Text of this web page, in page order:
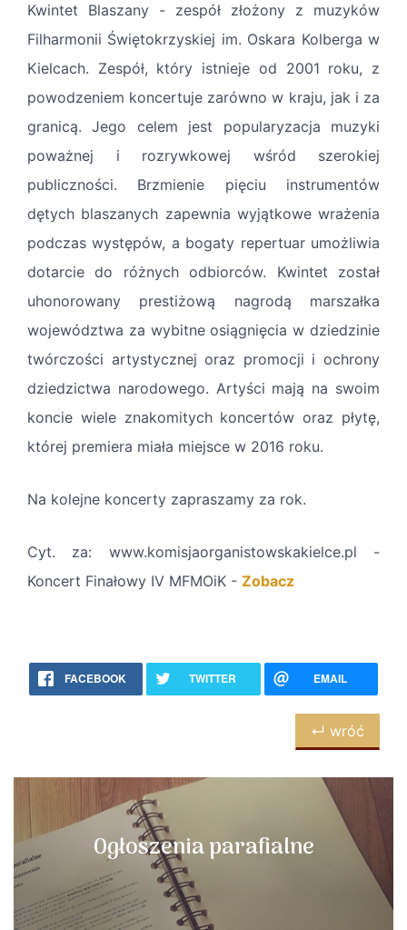
Kwintet Blaszany - zespół złożony z muzyków
Filharmonii Świętokrzyskiej im. Oskara Kolberga w
Kielcach. Zespół, który istnieje od 2001 roku, z
powodzeniem koncertuje zarówno w kraju, jak i za
granicą. Jego celem jest popularyzacja muzyki
poważnej i rozrywkowej wśród szerokiej
publiczności. Brzmienie pięciu instrumentów
dętych blaszanych zapewnia wyjątkowe wrażenia
podczas występów, a bogaty repertuar umożliwia
dotarcie do różnych odbiorców. Kwintet został
uhonorowany prestiżową nagrodą marszałka
województwa za wybitne osiągnięcia w dziedzinie
twórczości artystycznej oraz promocji i ochrony
dziedzictwa narodowego. Artyści mają na swoim
koncie wiele znakomitych koncertów oraz płytę,
której premiera miała miejsce w 2016 roku.
Na kolejne koncerty zapraszamy za rok.
Cyt. za: www.komisjaorganistowskakielce.pl -
Koncert Finałowy IV MFMOiK - Zobacz
FACEBOOK TWITTER EMAIL
↵ wróć
Ogłoszenia parafialne